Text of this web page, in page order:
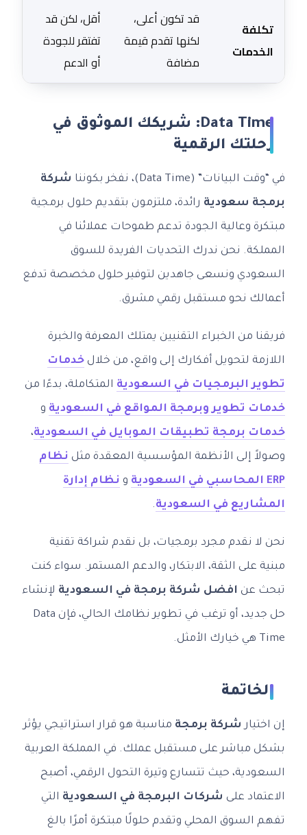
تكلفة
الخدمات
قد تكون أعلى،
لكنها تقدم قيمة
مضافة
أقل، لكن قد
تفتقر للجودة
أو الدعم
Data Time: شريكك الموثوق في
رحلتك الرقمية
في “وقت البيانات” (Data Time)، نفخر بكوننا شركة
برمجة سعودية رائدة، ملتزمون بتقديم حلول برمجية
مبتكرة وعالية الجودة تدعم طموحات عملائنا في
المملكة. نحن ندرك التحديات الفريدة للسوق
السعودي ونسعى جاهدين لتوفير حلول مخصصة تدفع
أعمالك نحو مستقبل رقمي مشرق.
فريقنا من الخبراء التقنيين يمتلك المعرفة والخبرة
اللازمة لتحويل أفكارك إلى واقع، من خلال خدمات
تطوير البرمجيات في السعودية المتكاملة، بدءًا من
خدمات تطوير وبرمجة المواقع في السعودية و
خدمات برمجة تطبيقات الموبايل في السعودية،
وصولاً إلى الأنظمة المؤسسية المعقدة مثل نظام
ERP المحاسبي في السعودية و نظام إدارة
المشاريع في السعودية.
نحن لا نقدم مجرد برمجيات، بل نقدم شراكة تقنية
مبنية على الثقة، الابتكار، والدعم المستمر. سواء كنت
تبحث عن افضل شركة برمجة في السعودية لإنشاء
حل جديد، أو ترغب في تطوير نظامك الحالي، فإن Data
Time هي خيارك الأمثل.
الخاتمة
إن اختيار شركة برمجة مناسبة هو قرار استراتيجي يؤثر
بشكل مباشر على مستقبل عملك. في المملكة العربية
السعودية، حيث تتسارع وتيرة التحول الرقمي، أصبح
الاعتماد على شركات البرمجة في السعودية التي
تفهم السوق المحلي وتقدم حلولًا مبتكرة أمرًا بالغ